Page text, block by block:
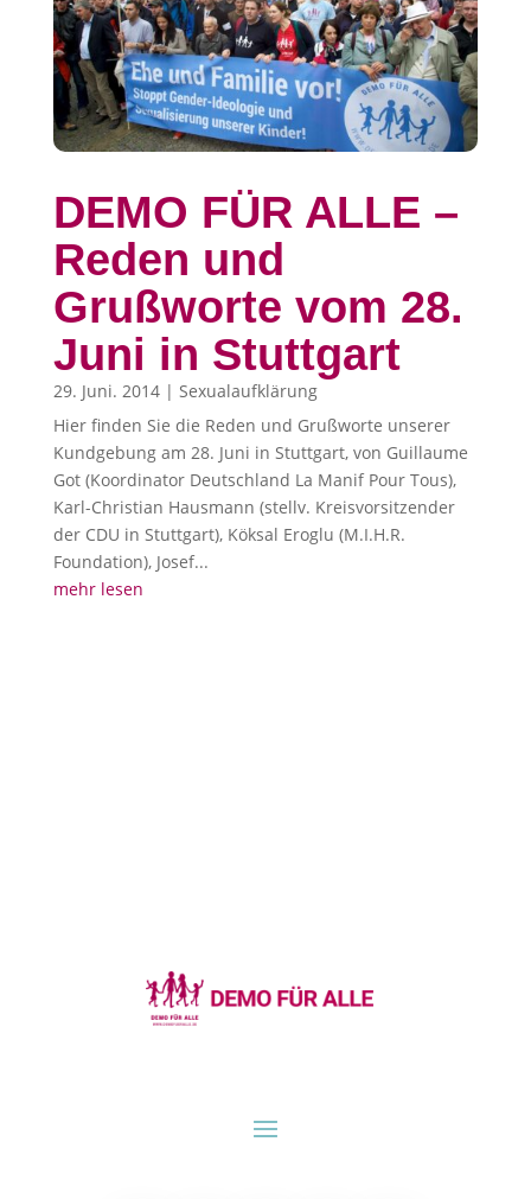
DEMO FÜR ALLE –
Reden und
Grußworte vom 28.
Juni in Stuttgart
29. Juni. 2014| Sexualaufklärung
Hier finden Sie die Reden und Grußworte unserer
Kundgebung am 28. Juni in Stuttgart, von Guillaume
Got (Koordinator Deutschland La Manif Pour Tous),
Karl-Christian Hausmann (stellv. Kreisvorsitzender
der CDU in Stuttgart), Köksal Eroglu (M.I.H.R.
Foundation), Josef...
mehr lesen